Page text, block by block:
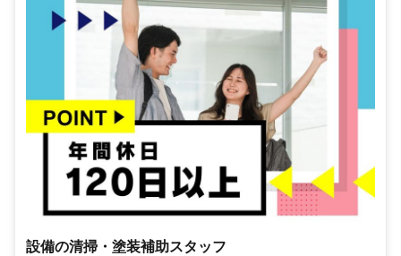
設備の清掃・塗装補助スタッフ